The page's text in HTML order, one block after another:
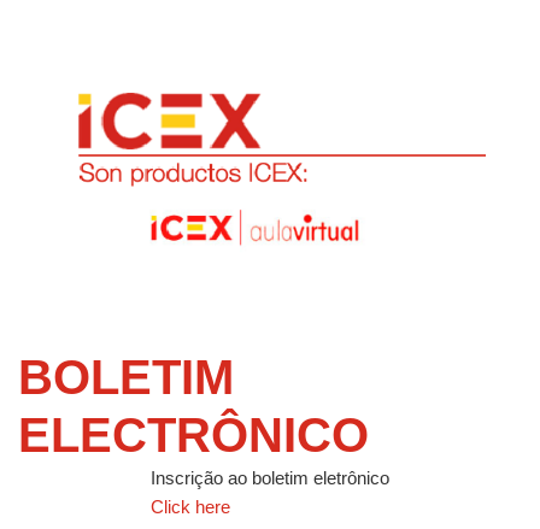
BOLETIM
ELECTRÔNICO
Inscrição ao boletim eletrônico
Click here